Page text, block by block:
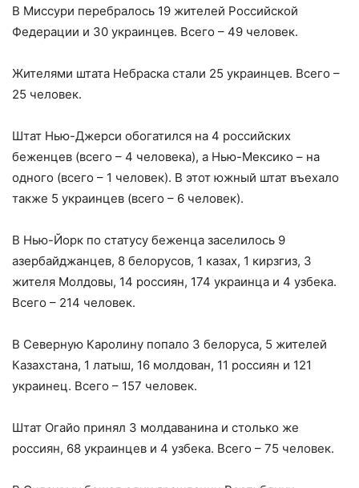
В Миссури перебралось 19 жителей Российской
Федерации и 30 украинцев. Всего – 49 человек.
Жителями штата Небраска стали 25 украинцев. Всего –
25 человек.
Штат Нью-Джерси обогатился на 4 российских
беженцев (всего – 4 человека), а Нью-Мексико – на
одного (всего – 1 человек). В этот южный штат въехало
также 5 украинцев (всего – 6 человек).
В Нью-Йорк по статусу беженца заселилось 9
азербайджанцев, 8 белорусов, 1 казах, 1 кирзгиз, 3
жителя Молдовы, 14 россиян, 174 украинца и 4 узбека.
Всего – 214 человек.
В Северную Каролину попало 3 белоруса, 5 жителей
Казахстана, 1 латыш, 16 молдован, 11 россиян и 121
украинец. Всего – 157 человек.
Штат Огайо принял 3 молдаванина и столько же
россиян, 68 украинцев и 4 узбека. Всего – 75 человек.